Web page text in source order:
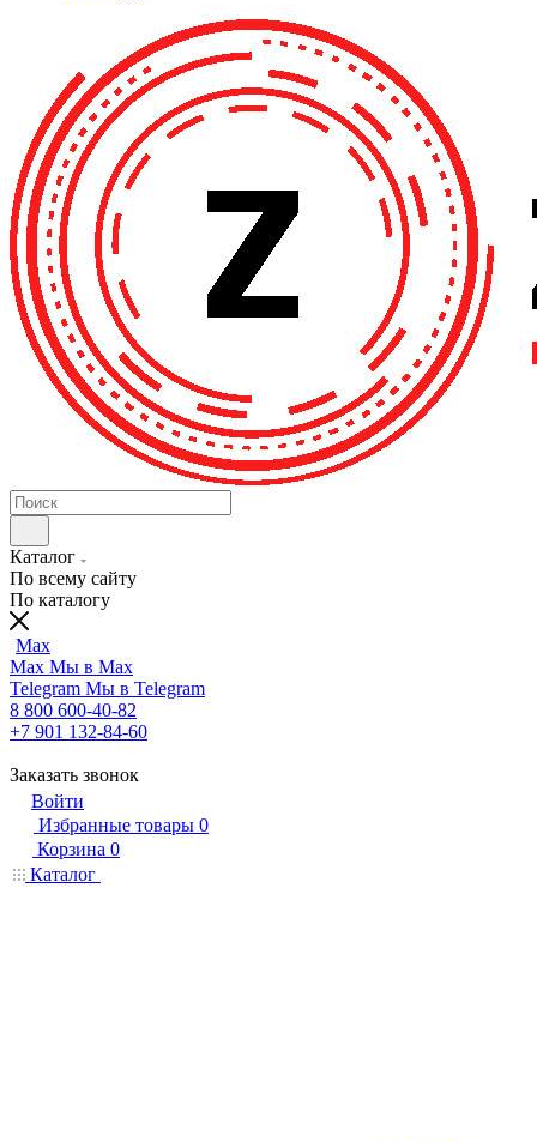
Каталог
По всему сайту
По каталогу
Max
Max Мы в Max
Telegram Мы в Telegram
8 800 600-40-82
+7 901 132-84-60
Заказать звонок
Войти
Избранные товары 0
Корзина 0
Каталог